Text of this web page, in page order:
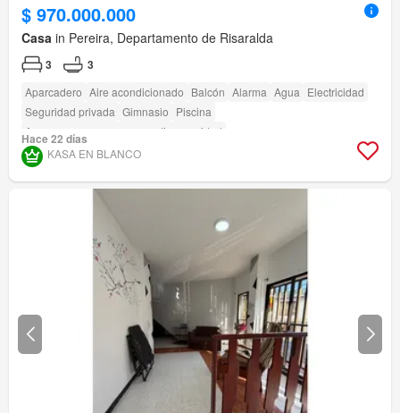
$ 970.000.000
Casa in Pereira, Departamento de Risaralda
3 3
Aparcadero Aire acondicionado Balcón Alarma Agua Electricidad
Seguridad privada Gimnasio Piscina
Acceso para personas con discapacidad
Hace 22 días
KASA EN BLANCO